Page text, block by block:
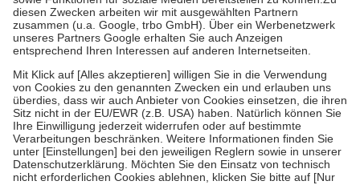
Zuzahlung zehn Prozent der Kosten sowie zehn Euro je
Verordnung.
Um das Engagement der Versicherten für ihre eigene Gesundheit zu
stärken und die besondere Stellung der Familie zu unterstützen,
fallenkeine Zuzahlungenan bei:
• Kindern und Jugendlichen bis zum vollendeten 18. Lebensjahr
mit Ausnahme der Fahrkosten
• Untersuchungen zur Vorsorge und Früherkennung, die von der
GKV getragen werden
• empfohlenen Schutzimpfungen
• Harn- und Blutteststreifen